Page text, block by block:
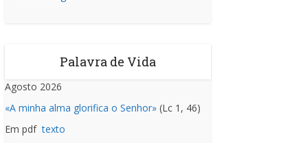
Palavra de Vida
Agosto 2026
«A minha alma glorifica o Senhor» (Lc 1, 46)
Em pdftexto